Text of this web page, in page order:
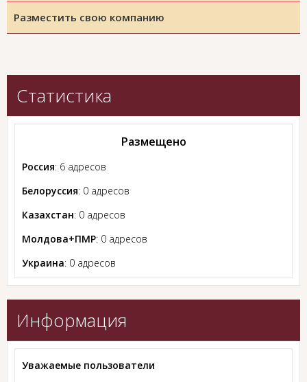
Разместить свою компанию
Статистика
Размещено
Россия: 6 адресов
Белоруссия: 0 адресов
Казахстан: 0 адресов
Молдова+ПМР: 0 адресов
Украина: 0 адресов
Информация
Уважаемые пользователи